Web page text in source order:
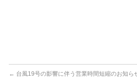
← 台風19号の影響に伴う営業時間短縮のお知ら